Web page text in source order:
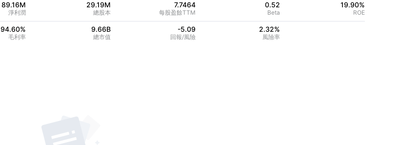
89.16M
淨利潤
29.19M
總股本
7.7464
每股盈餘TTM
0.52
Beta
19.90%
ROE
94.60%
毛利率
9.66B
總市值
-5.09
回報/風險
2.32%
風險率